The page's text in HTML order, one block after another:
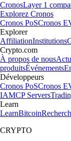
CronosLayer 1
Explorez Cronos
Cronos PoSCronos
Explorer
AffiliationInstitutions
Crypto.com
À propos de nous
produitsÉvénements
Développeurs
Cronos PoSCronos
IAMCP Servers
Learn
LearnBitcoin
CRYPTO